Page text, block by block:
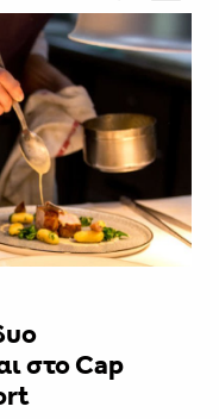
στο Cap